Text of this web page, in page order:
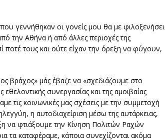
γεννήθηκαν οι γονείς μου θα με φιλοξενήσει
την Αθήνα ή από άλλες περιοχές της
τους και ούτε είχαν την όρεξη να φύγουν,
βράχος» μάς έβαζε να «σχεδιάζουμε στο
συνεργασίας και της αμοιβαίας
κοινωνικές μας σχέσεις με την συμμετοχή
η αυτοδιαχείριση μέσω της αυτάρκειας,
να φτιάξουμε την Κίνηση Πολιτών Ραχών
τα καταφέραμε, κάποια συνεχίζονται ακόμα